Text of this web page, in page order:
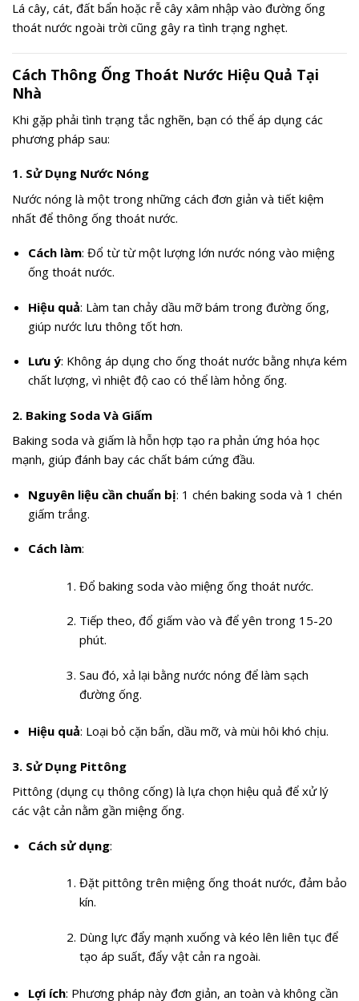
Lá cây, cát, đất bẩn hoặc rễ cây xâm nhập vào đường ống
thoát nước ngoài trời cũng gây ra tình trạng nghẹt.
Cách Thông Ống Thoát Nước Hiệu Quả Tại
Nhà
Khi gặp phải tình trạng tắc nghẽn, bạn có thể áp dụng các
phương pháp sau:
1. Sử Dụng Nước Nóng
Nước nóng là một trong những cách đơn giản và tiết kiệm
nhất để thông ống thoát nước.
Cách làm: Đổ từ từ một lượng lớn nước nóng vào miệng
ống thoát nước.
Hiệu quả: Làm tan chảy dầu mỡ bám trong đường ống,
giúp nước lưu thông tốt hơn.
Lưu ý: Không áp dụng cho ống thoát nước bằng nhựa kém
chất lượng, vì nhiệt độ cao có thể làm hỏng ống.
2. Baking Soda Và Giấm
Baking soda và giấm là hỗn hợp tạo ra phản ứng hóa học
mạnh, giúp đánh bay các chất bám cứng đầu.
Nguyên liệu cần chuẩn bị: 1 chén baking soda và 1 chén
giấm trắng.
Cách làm:
Đổ baking soda vào miệng ống thoát nước.
Tiếp theo, đổ giấm vào và để yên trong 15-20
phút.
Sau đó, xả lại bằng nước nóng để làm sạch
đường ống.
Hiệu quả: Loại bỏ cặn bẩn, dầu mỡ, và mùi hôi khó chịu.
3. Sử Dụng Pittông
Pittông (dụng cụ thông cống) là lựa chọn hiệu quả để xử lý
các vật cản nằm gần miệng ống.
Cách sử dụng:
Đặt pittông trên miệng ống thoát nước, đảm bảo
kín.
Dùng lực đẩy mạnh xuống và kéo lên liên tục để
tạo áp suất, đẩy vật cản ra ngoài.
Lợi ích: Phương pháp này đơn giản, an toàn và không cần